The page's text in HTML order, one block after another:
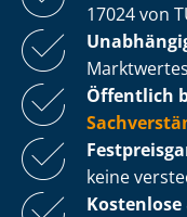
17024 von
Marktwertes
Öffentlich
keine
Kostenlose